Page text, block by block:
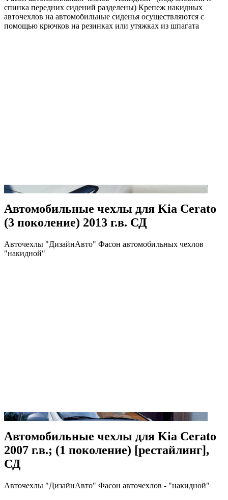
спинка передних сидений разделены) Крепеж накидных
авточехлов на автомобильные сиденья осуществляются с
помощью крючков на резинках или утяжках из шпагата
Автомобильные чехлы для Kia Cerato
(3 поколение) 2013 г.в. СД
Авточехлы "ДизайнАвто" Фасон автомобильных чехлов
"накидной"
Автомобильные чехлы для Kia Cerato
2007 г.в.; (1 поколение) [рестайлинг],
СД
Авточехлы "ДизайнАвто" Фасон авточехлов - "накидной"